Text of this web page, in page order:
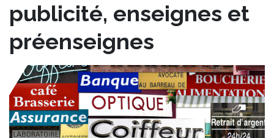
publicité, enseignes et
préenseignes